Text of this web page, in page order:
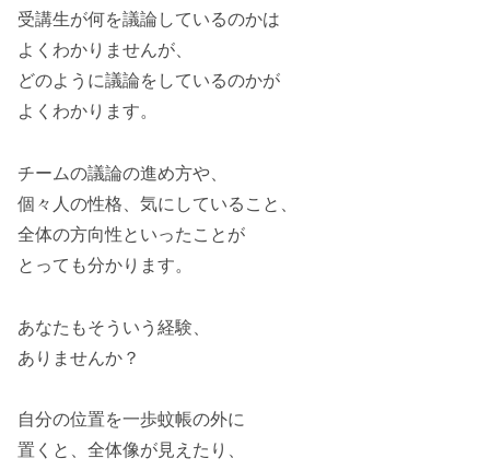
受講生が何を議論しているのかは
よくわかりませんが、
どのように議論をしているのかが
よくわかります。
チームの議論の進め方や、
個々人の性格、気にしていること、
全体の方向性といったことが
とっても分かります。
あなたもそういう経験、
ありませんか？
自分の位置を一歩蚊帳の外に
置くと、全体像が見えたり、